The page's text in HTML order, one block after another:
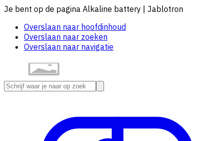
Je bent op de pagina Alkaline battery | Jablotron
Overslaan naar hoofdinhoud
Overslaan naar zoeken
Overslaan naar navigatie